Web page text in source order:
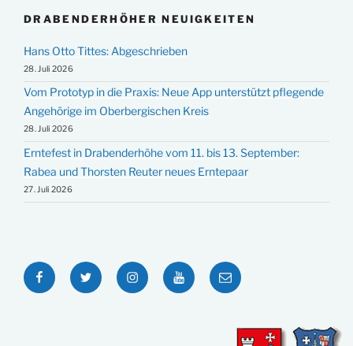
DRABENDERHÖHER NEUIGKEITEN
Hans Otto Tittes: Abgeschrieben
28. Juli 2026
Vom Prototyp in die Praxis: Neue App unterstützt pflegende
Angehörige im Oberbergischen Kreis
28. Juli 2026
Erntefest in Drabenderhöhe vom 11. bis 13. September:
Rabea und Thorsten Reuter neues Erntepaar
27. Juli 2026
FacebookTwitter InstagramYouTubeE-
Mail